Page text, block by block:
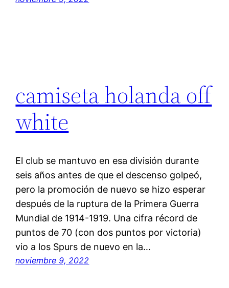
camiseta holanda off
white
El club se mantuvo en esa división durante
seis años antes de que el descenso golpeó,
pero la promoción de nuevo se hizo esperar
después de la ruptura de la Primera Guerra
Mundial de 1914-1919. Una cifra récord de
puntos de 70 (con dos puntos por victoria)
vio a los Spurs de nuevo en la…
noviembre 9, 2022